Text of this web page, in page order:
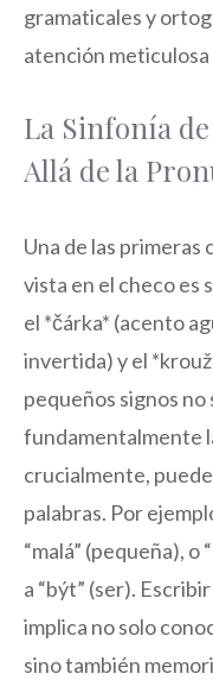
gramaticales y
atención
La Sinfonía
Allá de la
Una de las primeras
vista en el checo es
el *čárka* (acento
invertida) y el
pequeños signos
fundamentalmente
crucialmente,
palabras. Por
“malá” (pequeña),
a “být” (ser).
implica no solo
sino también